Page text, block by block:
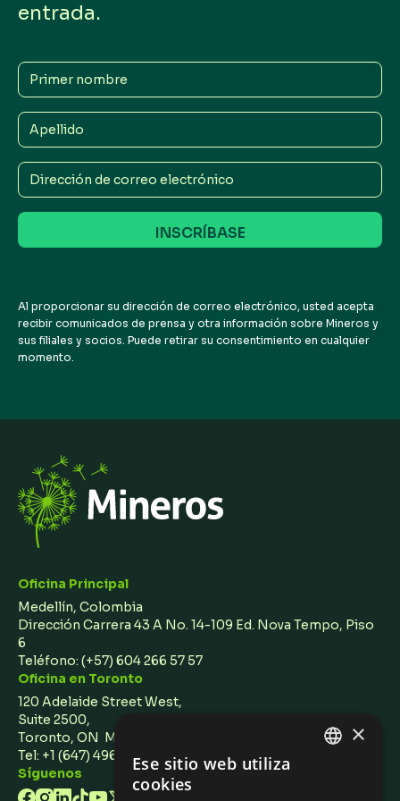
2 de febrero de 2026
entrada.
Primer
nombre
Apellido
Dirección
de
correo
electrónico
Al proporcionar su dirección de correo electrónico, usted acepta
recibir comunicados de prensa y otra información sobre Mineros y
sus filiales y socios. Puede retirar su consentimiento en cualquier
momento.
Oficina Principal
Medellín, Colombia
Dirección Carrera 43 A No. 14-109 Ed. Nova Tempo, Piso
6
Teléfono: (+57) 604 266 57 57
Oficina en Toronto
120 Adelaide Street West,
Suite 2500,
Toronto, ON M5H 1T1 Canada
Tel: +1 (647) 496 3011
Síguenos
×
Ese sitio web utiliza
cookies